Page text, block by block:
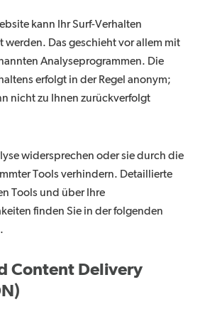
kann Ihr Surf-Verhalten
werden. Das geschieht vor allem mit
Analyseprogrammen. Die
erfolgt in der Regel anonym;
nicht zu Ihnen zurückverfolgt
widersprechen oder sie durch die
Tools verhindern. Detaillierte
Tools und über Ihre
finden Sie in der folgenden
Content Delivery